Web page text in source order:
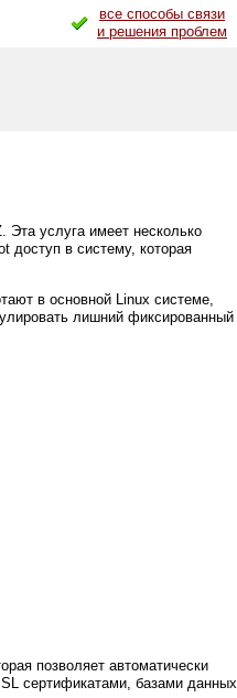
все способы связи
и решения проблем
Эта услуга имеет несколько
доступ в систему, которая
в основной Linux системе,
лишний фиксированный
позволяет автоматически
сертификатами, базами данных,